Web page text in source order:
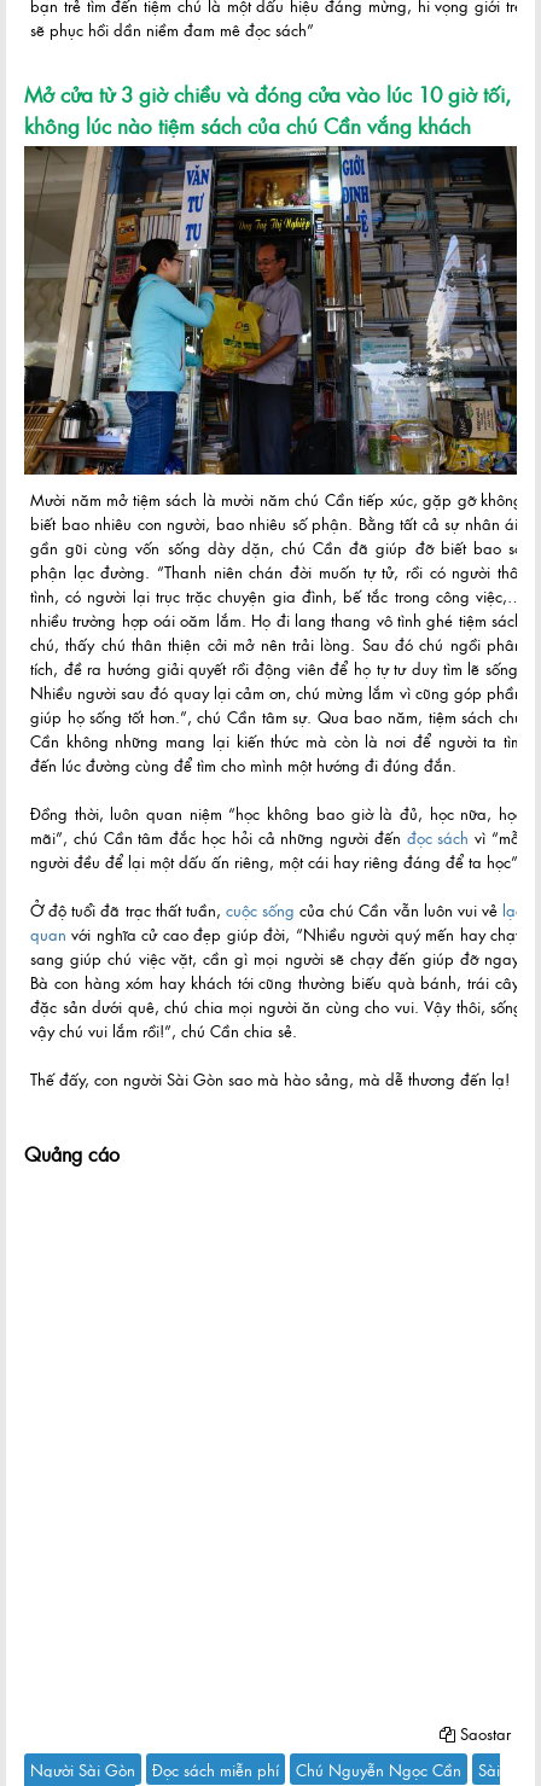
bạn trẻ tìm đến tiệm chú là một dấu hiệu đáng mừng, hi vọng giới trẻ
sẽ phục hồi dần niềm đam mê đọc sách”
Mở cửa từ 3 giờ chiều và đóng cửa vào lúc 10 giờ tối,
không lúc nào tiệm sách của chú Cần vắng khách
Mười năm mở tiệm sách là mười năm chú Cần tiếp xúc, gặp gỡ không
biết bao nhiêu con người, bao nhiêu số phận. Bằng tất cả sự nhân ái,
gần gũi cùng vốn sống dày dặn, chú Cần đã giúp đỡ biết bao số
phận lạc đường. “Thanh niên chán đời muốn tự tử, rồi có người thất
tình, có người lại trục trặc chuyện gia đình, bế tắc trong công việc,…
nhiều trường hợp oái oăm lắm. Họ đi lang thang vô tình ghé tiệm sách
chú, thấy chú thân thiện cởi mở nên trải lòng. Sau đó chú ngồi phân
tích, đề ra hướng giải quyết rồi động viên để họ tự tư duy tìm lẽ sống.
Nhiều người sau đó quay lại cảm ơn, chú mừng lắm vì cũng góp phần
giúp họ sống tốt hơn.”, chú Cần tâm sự. Qua bao năm, tiệm sách chú
Cần không những mang lại kiến thức mà còn là nơi để người ta tìm
đến lúc đường cùng để tìm cho mình một hướng đi đúng đắn.
Đồng thời, luôn quan niệm “học không bao giờ là đủ, học nữa, học
mãi”, chú Cần tâm đắc học hỏi cả những người đến đọc sách vì “mỗi
người đều để lại một dấu ấn riêng, một cái hay riêng đáng để ta học”.
Ở độ tuổi đã trạc thất tuần, cuộc sống của chú Cần vẫn luôn vui vẻ lạc
quan với nghĩa cử cao đẹp giúp đời, “Nhiều người quý mến hay chạy
sang giúp chú việc vặt, cần gì mọi người sẽ chạy đến giúp đỡ ngay.
Bà con hàng xóm hay khách tới cũng thường biếu quà bánh, trái cây,
đặc sản dưới quê, chú chia mọi người ăn cùng cho vui. Vậy thôi, sống
vậy chú vui lắm rồi!”, chú Cần chia sẻ.
Thế đấy, con người Sài Gòn sao mà hào sảng, mà dễ thương đến lạ!
Quảng cáo
Saostar
Người Sài Gòn
Đọc sách miễn phí Chú Nguyễn Ngọc Cần
Sài